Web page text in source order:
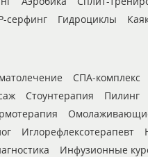
серфинг Гидроциклы
СПА-комплекс
Стоунтерапия Пилинг
Иглорефлексотерапевт
Инфузионные